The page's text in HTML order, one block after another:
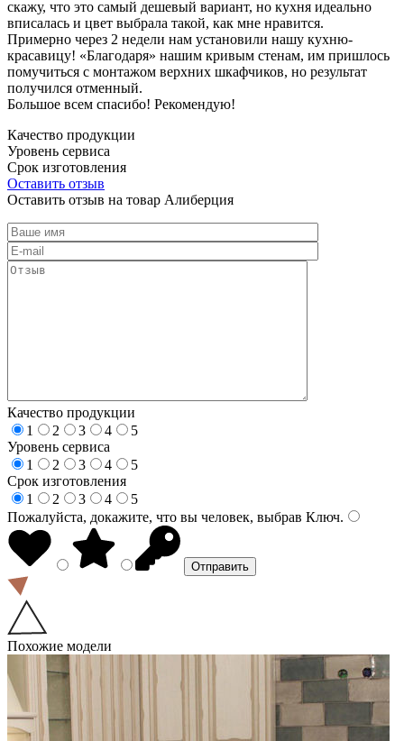
скажу, что это самый дешевый вариант, но кухня идеально
вписалась и цвет выбрала такой, как мне нравится.
Примерно через 2 недели нам установили нашу кухню-
красавицу! «Благодаря» нашим кривым стенам, им пришлось
помучиться с монтажом верхних шкафчиков, но результат
получился отменный.
Большое всем спасибо! Рекомендую!
Качество продукции
Уровень сервиса
Срок изготовления
Оставить отзыв
Оставить отзыв на товар Алиберция
Качество продукции
1
2 3 4
5
Уровень сервиса
1
2 3 4
5
Срок изготовления
1
2 3 4
5
Пожалуйста, докажите, что вы человек, выбрав Ключ.
Похожие модели